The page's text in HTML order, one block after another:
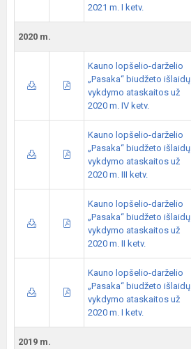
2021 m. I ketv.
2020 m.
Kauno lopšelio-darželio
„Pasaka“ biudžeto išlaidų
vykdymo ataskaitos už
2020 m. IV ketv.
Kauno lopšelio-darželio
„Pasaka“ biudžeto išlaidų
vykdymo ataskaitos už
2020 m. III ketv.
Kauno lopšelio-darželio
„Pasaka“ biudžeto išlaidų
vykdymo ataskaitos už
2020 m. II ketv.
Kauno lopšelio-darželio
„Pasaka“ biudžeto išlaidų
vykdymo ataskaitos už
2020 m. I ketv.
2019 m.